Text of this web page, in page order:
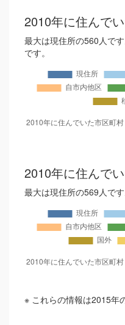
2010年に住んで
最大は現住所の560人で
です。
2010年に住んで
最大は現住所の569人で
※ これらの情報は2015年